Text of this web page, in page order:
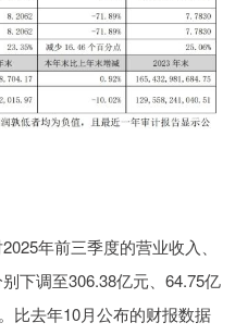
年前三季度的营业收入、
下调至306.38亿元、64.75亿
比去年10月公布的财报数据